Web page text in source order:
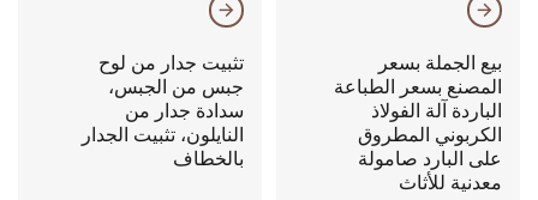
𐃔
بيع الجملة بسعر
المصنع بسعر الطباعة
الباردة آلة الفولاذ
الكربوني المطروق
على البارد صامولة
معدنية للأثاث
𐃔
تثبيت جدار من لوح
جبس من الجبس،
سدادة جدار من
النايلون، تثبيت الجدار
بالخطاف